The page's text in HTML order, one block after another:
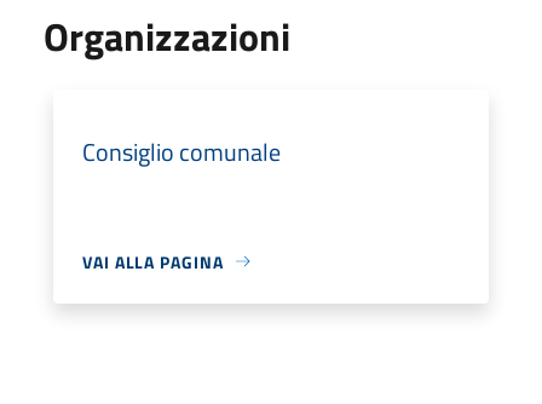
Organizzazioni
Consiglio comunale
VAI ALLA PAGINA